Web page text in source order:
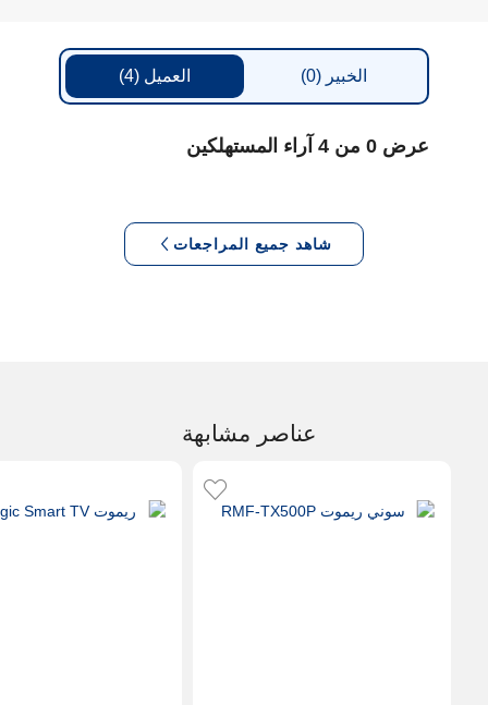
العميل (4) الخبير(0)
عرض 0 من 4 آراء المستهلكين
شاهد جميع المراجعات
عناصر مشابهة